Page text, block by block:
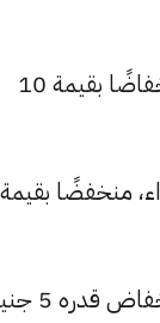
وانخفض سعر عيار 21 ليصل إلى 7150 جنيهًا للبيع و7080 جنيهًا للشراء، بعد انخفاضًا بقيمة 10
وشهد سعر عيار 14 انخفاضًا ليصبح